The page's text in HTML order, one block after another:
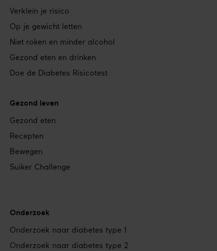
Verklein je risico
Op je gewicht letten
Niet roken en minder alcohol
Gezond eten en drinken
Doe de Diabetes Risicotest
Gezond leven
Gezond eten
Recepten
Bewegen
Suiker Challenge
Onderzoek
Onderzoek naar diabetes type 1
Onderzoek naar diabetes type 2